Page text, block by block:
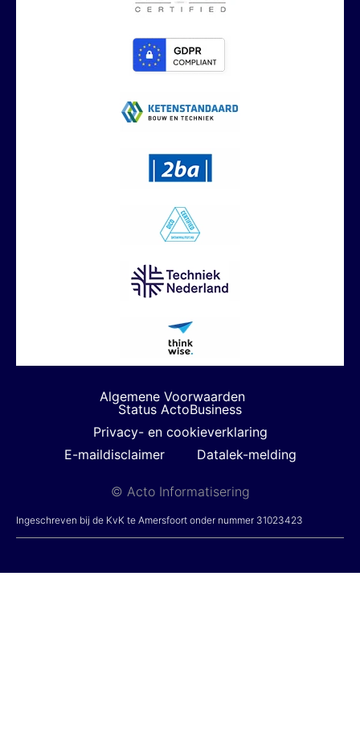
Algemene Voorwaarden
Status ActoBusiness
Privacy- en cookieverklaring
E-maildisclaimer
Datalek-melding
© Acto Informatisering
Ingeschreven bij de KvK te Amersfoort onder nummer 31023423